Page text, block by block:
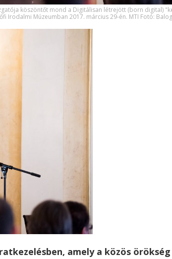
köszöntőt mond a Digitálisan létrejött (born digital)
Irodalmi Múzeumban 2017. március 29-én. MTI Fotó:
amely a közös örökség